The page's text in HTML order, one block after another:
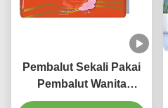
Pembalut Sekali Pakai
Pembalut Wanita
Bernapas Kapas